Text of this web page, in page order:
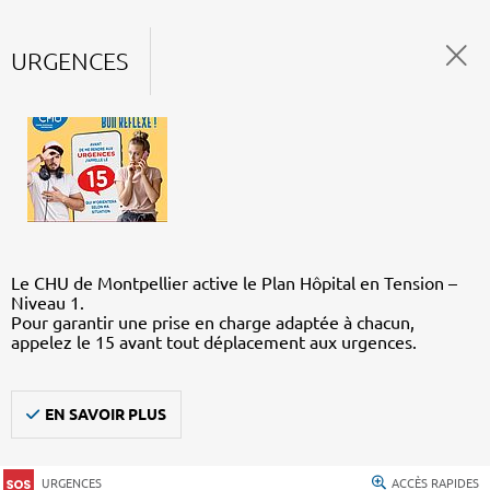
URGENCES
Le CHU de Montpellier active le Plan Hôpital en Tension –
Niveau 1.
Pour garantir une prise en charge adaptée à chacun,
appelez le 15 avant tout déplacement aux urgences.
EN SAVOIR PLUS
URGENCES ACCÈS RAPIDES